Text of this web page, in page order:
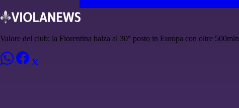
Valore del club: la Fiorentina balza al 30° posto in Europa con oltre 500mln